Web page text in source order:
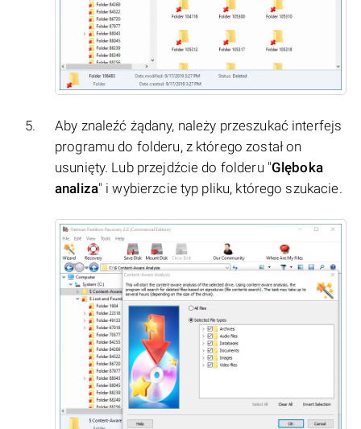
Aby znaleźć żądany, należy przeszukać interfejs
programu do folderu, z którego został on
usunięty. Lub przejdźcie do folderu "Glęboka
analiza" i wybierzcie typ pliku, którego szukacie.